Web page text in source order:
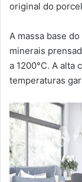
original do
A massa base
minerais
a 1200°C. A alta
temperaturas